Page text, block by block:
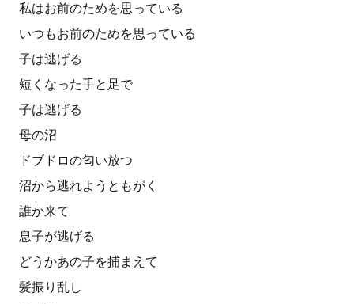
私はお前のためを思っている
いつもお前のためを思っている
子は逃げる
短くなった手と足で
子は逃げる
母の沼
ドブドロの匂い放つ
沼から逃れようともがく
誰か来て
息子が逃げる
どうかあの子を捕まえて
髪振り乱し